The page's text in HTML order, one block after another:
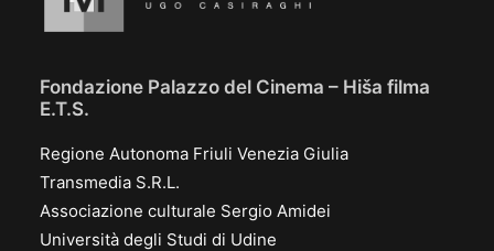
Fondazione Palazzo del Cinema – Hiša filma
E.T.S.
Regione Autonoma Friuli Venezia Giulia
Transmedia S.R.L.
Associazione culturale Sergio Amidei
Università degli Studi di Udine